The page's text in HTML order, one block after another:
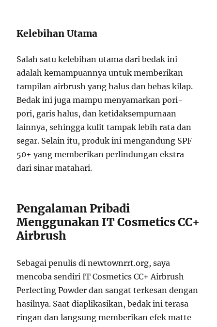
Kelebihan Utama
Salah satu kelebihan utama dari bedak ini
adalah kemampuannya untuk memberikan
tampilan airbrush yang halus dan bebas kilap.
Bedak ini juga mampu menyamarkan pori-
pori, garis halus, dan ketidaksempurnaan
lainnya, sehingga kulit tampak lebih rata dan
segar. Selain itu, produk ini mengandung SPF
50+ yang memberikan perlindungan ekstra
dari sinar matahari.
Pengalaman Pribadi
Menggunakan IT Cosmetics CC+
Airbrush
Sebagai penulis di newtownrrt.org, saya
mencoba sendiri IT Cosmetics CC+ Airbrush
Perfecting Powder dan sangat terkesan dengan
hasilnya. Saat diaplikasikan, bedak ini terasa
ringan dan langsung memberikan efek matte